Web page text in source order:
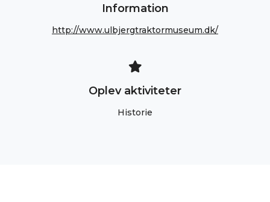
Information
http://www.ulbjergtraktormuseum.dk/
Oplev aktiviteter
Historie